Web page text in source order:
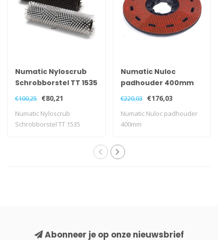
Numatic Nyloscrub
Schrobborstel TT 1535
€100,25 €80,21
Numatic Nyloscrub
Schrobborstel TT 1535
Numatic Nuloc
padhouder 400mm
€220,03 €176,03
Numatic Nuloc padhouder
400mm
Abonneer je op onze nieuwsbrief